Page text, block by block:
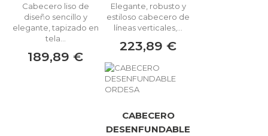
Cabecero liso de
diseño sencillo y
elegante, tapizado en
tela...
189,89 €
Elegante, robusto y
estiloso cabecero de
líneas verticales,...
223,89 €
CABECERO
DESENFUNDABLE